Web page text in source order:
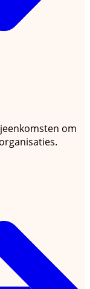
om